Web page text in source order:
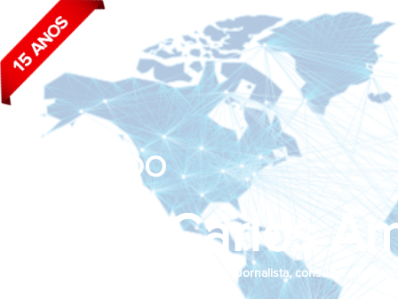
João Carlos
BLOG DO
Jornalista, consultor de